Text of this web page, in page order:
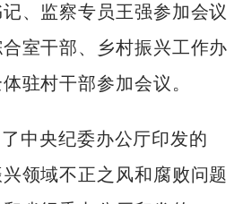
、监察专员王强参加会议
室干部、乡村振兴工作办
驻村干部参加会议。
中央纪委办公厅印发的
兴领域不正之风和腐败问题